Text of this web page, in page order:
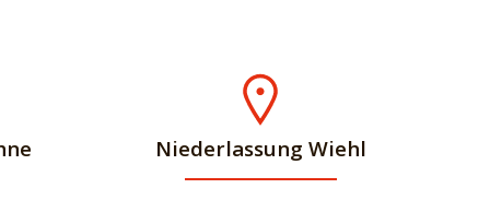
Niederlassung Wiehl